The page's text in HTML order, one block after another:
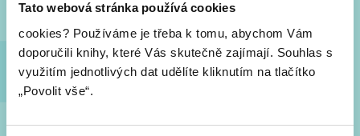
Tato webová stránka používá cookies
cookies? Používáme je třeba k tomu, abychom Vám
doporučili knihy, které Vás skutečně zajímají. Souhlas s
využitím jednotlivých dat udělíte kliknutím na tlačítko
„Povolit vše“.